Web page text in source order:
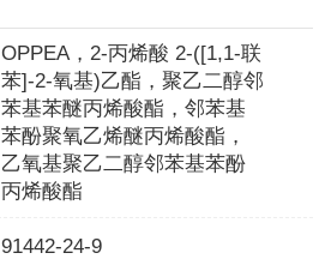
OPPEA，2-丙烯酸 2-([1,1-联
苯]-2-氧基)乙酯，聚乙二醇邻
苯基苯醚丙烯酸酯，邻苯基
苯酚聚氧乙烯醚丙烯酸酯，
乙氧基聚乙二醇邻苯基苯酚
丙烯酸酯
91442-24-9